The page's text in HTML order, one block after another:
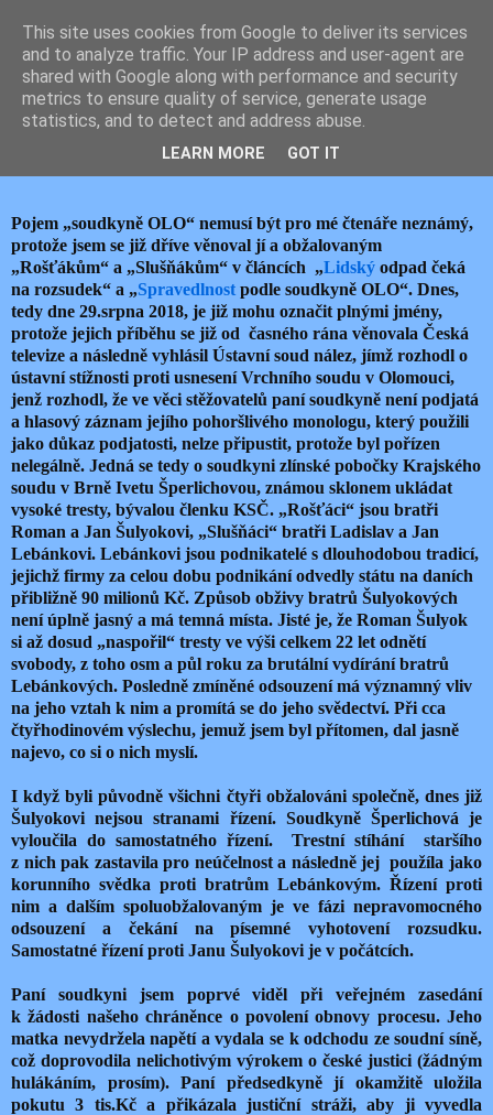
JEMELIK ZDENĚK
středa 29. srpna 2018
TRAMPOTY SOUDKYNĚ OLO
Pojem „soudkyně OLO“ nemusí být pro mé čtenáře neznámý,
protože jsem se již dříve věnoval jí a obžalovaným
„Rošťákům“ a „Slušňákům“ v článcích „Lidský odpad čeká
na rozsudek“ a „Spravedlnost podle soudkyně OLO“. Dnes,
tedy dne 29.srpna 2018, je již mohu označit plnými jmény,
protože jejich příběhu se již od časného rána věnovala Česká
televize a následně vyhlásil Ústavní soud nález, jímž rozhodl o
ústavní stížnosti proti usnesení Vrchního soudu v Olomouci,
jenž rozhodl, že ve věci stěžovatelů paní soudkyně není podjatá
a hlasový záznam jejího pohoršlivého monologu, který použili
jako důkaz podjatosti, nelze připustit, protože byl pořízen
nelegálně. Jedná se tedy o soudkyni zlínské pobočky Krajského
soudu v Brně Ivetu Šperlichovou, známou sklonem ukládat
vysoké tresty, bývalou členku KSČ. „Rošťáci“ jsou bratři
Roman a Jan Šulyokovi, „Slušňáci“ bratři Ladislav a Jan
Lebánkovi. Lebánkovi jsou podnikatelé s dlouhodobou tradicí,
jejichž firmy za celou dobu podnikání odvedly státu na daních
přibližně 90 milionů Kč. Způsob obživy bratrů Šulyokových
není úplně jasný a má temná místa. Jisté je, že Roman Šulyok
si až dosud „naspořil“ tresty ve výši celkem 22 let odnětí
svobody, z toho osm a půl roku za brutální vydírání bratrů
Lebánkových. Posledně zmíněné odsouzení má významný vliv
na jeho vztah k nim a promítá se do jeho svědectví. Při cca
čtyřhodinovém výslechu, jemuž jsem byl přítomen, dal jasně
najevo, co si o nich myslí.
I když byli původně všichni čtyři obžalováni společně, dnes již
Šulyokovi nejsou stranami řízení. Soudkyně Šperlichová je
vyloučila do samostatného řízení.
Trestní stíhání
staršího
z nich pak zastavila pro neúčelnost a následně jej použíla jako
korunního svědka proti bratrům Lebánkovým. Řízení proti
nim a dalším spoluobžalovaným je ve fázi nepravomocného
odsouzení a čekání na písemné vyhotovení rozsudku.
Samostatné řízení proti Janu Šulyokovi je v počátcích.
Paní soudkyni jsem poprvé viděl při veřejném zasedání
k žádosti našeho chráněnce o povolení obnovy procesu. Jeho
matka nevydržela napětí a vydala se k odchodu ze soudní síně,
což doprovodila nelichotivým výrokem o české justici (žádným
hulákáním, prosím). Paní předsedkyně jí okamžitě uložila
pokutu 3 tis.Kč a přikázala justiční stráži, aby ji vyvedla
This site uses cookies from Google to deliver its services
and to analyze traffic. Your IP address and user-agent are
shared with Google along with performance and security
metrics to ensure quality of service, generate usage
statistics, and to detect and address abuse.
LEARN MORE GOT IT